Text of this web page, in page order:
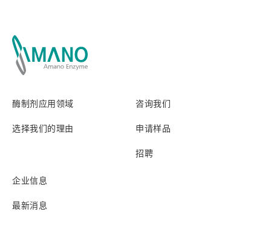
酶制剂应用领域
选择我们的理由
企业信息
最新消息
咨询我们
申请样品
招聘